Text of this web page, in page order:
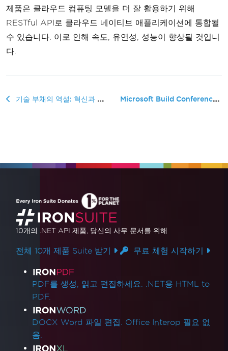
제품은 클라우드 컴퓨팅 모델을 더 잘 활용하기 위해
RESTful API로 클라우드 네이티브 애플리케이션에 통합될
수 있습니다. 이로 인해 속도, 유연성, 성능이 향상될 것입니
다.
기술 부채의 역설: 혁신과 장기 안정성의 균형 잡기 Microsoft Build Conference 2023 Ses...
10개의 .NET API 제품, 당신의 사무 문서를 위해
전체 10개 제품 Suite 받기 무료 체험 시작하기
제품 링크
PDF를 생성, 읽고 편집하세요. .NET용 HTML to
PDF.
DOCX Word 파일 편집. Office Interop 필요 없
음.